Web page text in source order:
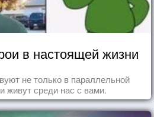
в настоящей жизни
не только в параллельной
живут среди нас с вами.